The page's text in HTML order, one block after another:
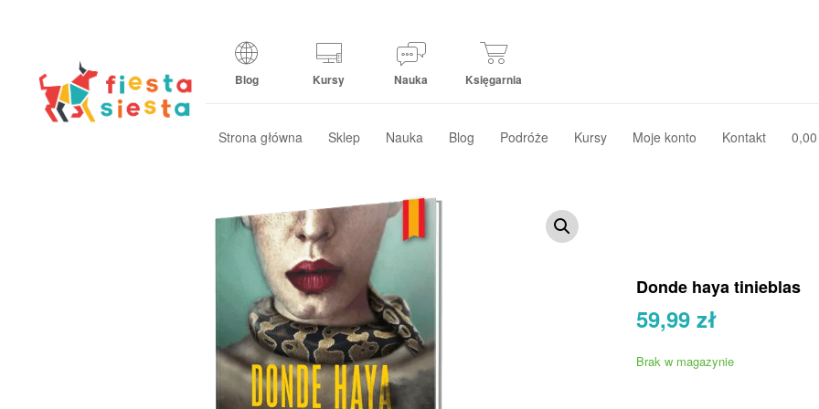
Blog Kursy Nauka Księgarnia
Strona główna Sklep Nauka Blog Podróże Kursy Moje konto Kontakt 0,00
Donde haya tinieblas
59,99 zł
Brak w magazynie